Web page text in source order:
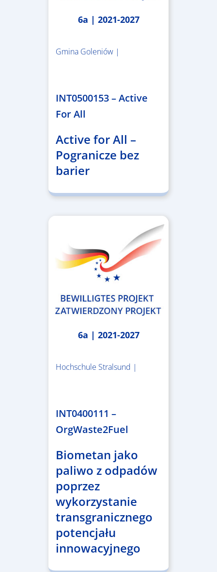
6a | 2021-2027
Gmina Goleniów |
INT0500153 – Active
For All
Active for All –
Pogranicze bez
barier
6a | 2021-2027
Hochschule Stralsund |
INT0400111 –
OrgWaste2Fuel
Biometan jako
paliwo z odpadów
poprzez
wykorzystanie
transgranicznego
potencjału
innowacyjnego